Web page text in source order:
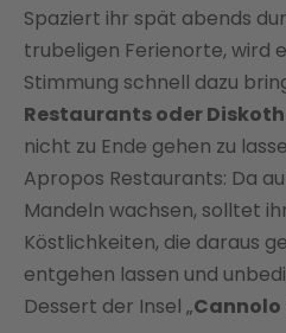
Spaziert ihr spät abends
trubeligen Ferienorte, wird
Stimmung schnell dazu
Restaurants oder
nicht zu Ende gehen zu
Apropos Restaurants: Da
Mandeln wachsen, solltet
Köstlichkeiten, die daraus
entgehen lassen und
Dessert der Insel „